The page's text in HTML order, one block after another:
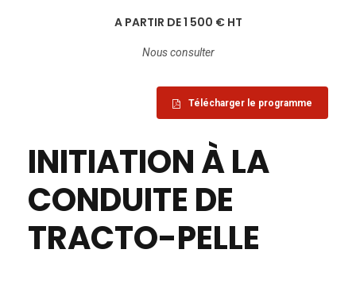
A PARTIR DE 1 500 € HT
Nous consulter
Télécharger le programme
INITIATION À LA
CONDUITE DE
TRACTO-PELLE